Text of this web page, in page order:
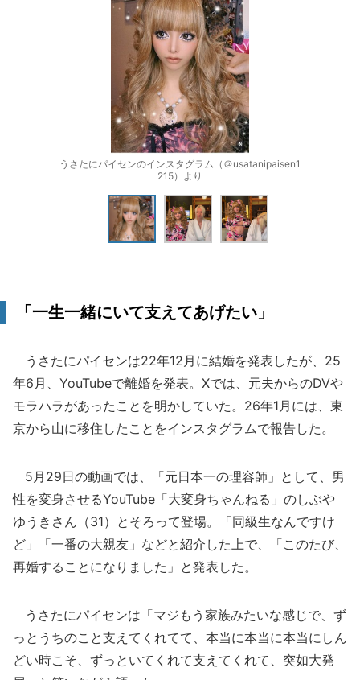
うさたにパイセンのインスタグラム（＠usatanipaisen1
215）より
「一生一緒にいて支えてあげたい」
うさたにパイセンは22年12月に結婚を発表したが、25
年6月、YouTubeで離婚を発表。Xでは、元夫からのDVや
モラハラがあったことを明かしていた。26年1月には、東
京から山に移住したことをインスタグラムで報告した。
5月29日の動画では、「元日本一の理容師」として、男
性を変身させるYouTube「大変身ちゃんねる」のしぶや
ゆうきさん（31）とそろって登場。「同級生なんですけ
ど」「一番の大親友」などと紹介した上で、「このたび、
再婚することになりました」と発表した。
うさたにパイセンは「マジもう家族みたいな感じで、ず
っとうちのこと支えてくれてて、本当に本当に本当にしん
どい時こそ、ずっといてくれて支えてくれて、突如大発